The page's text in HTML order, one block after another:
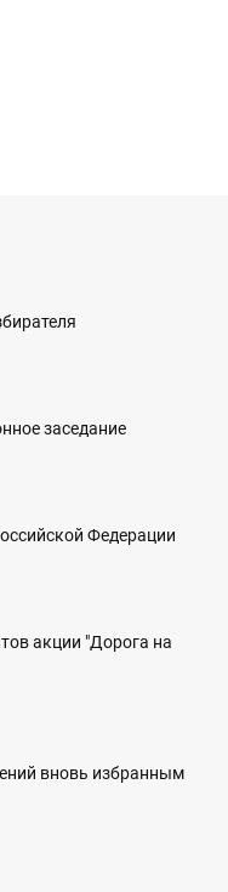
заседание
Федерации
акции "Дорога на
вновь избранным